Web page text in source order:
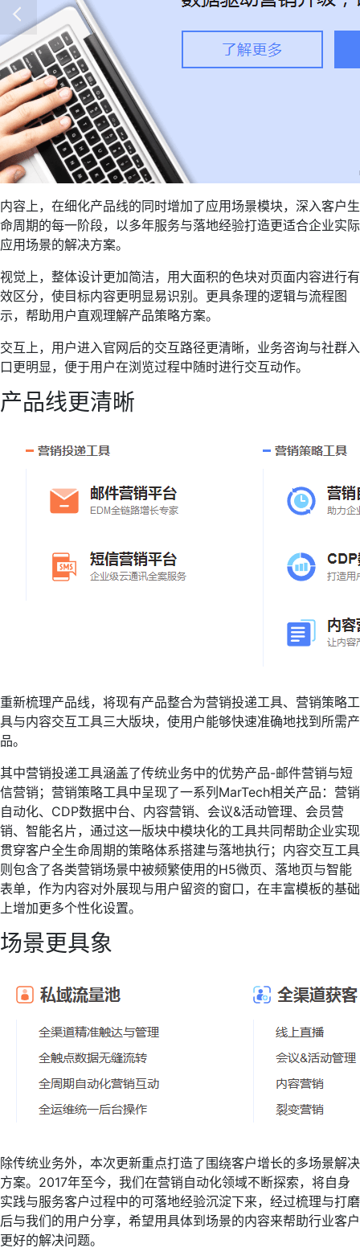
内容上，在细化产品线的同时增加了应用场景模块，深入客户生
命周期的每一阶段，以多年服务与落地经验打造更适合企业实际
应用场景的解决方案。
视觉上，整体设计更加简洁，用大面积的色块对页面内容进行有
效区分，使目标内容更明显易识别。更具条理的逻辑与流程图
示，帮助用户直观理解产品策略方案。
交互上，用户进入官网后的交互路径更清晰，业务咨询与社群入
口更明显，便于用户在浏览过程中随时进行交互动作。
产品线更清晰
重新梳理产品线，将现有产品整合为营销投递工具、营销策略工
具与内容交互工具三大版块，使用户能够快速准确地找到所需产
品。
其中营销投递工具涵盖了传统业务中的优势产品-邮件营销与短
信营销；营销策略工具中呈现了一系列MarTech相关产品：营销
自动化、CDP数据中台、内容营销、会议&活动管理、会员营
销、智能名片，通过这一版块中模块化的工具共同帮助企业实现
贯穿客户全生命周期的策略体系搭建与落地执行；内容交互工具
则包含了各类营销场景中被频繁使用的H5微页、落地页与智能
表单，作为内容对外展现与用户留资的窗口，在丰富模板的基础
上增加更多个性化设置。
场景更具象
除传统业务外，本次更新重点打造了围绕客户增长的多场景解决
方案。2017年至今，我们在营销自动化领域不断探索，将自身
实践与服务客户过程中的可落地经验沉淀下来，经过梳理与打磨
后与我们的用户分享，希望用具体到场景的内容来帮助行业客户
更好的解决问题。